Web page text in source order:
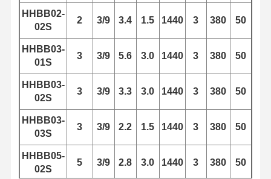
HHBB02-
02S
2 3/9 3.4 1.5 1440 3 380 50
HHBB03-
01S
3 3/9 5.6 3.0 1440 3 380 50
HHBB03-
02S
3 3/9 3.3 3.0 1440 3 380 50
HHBB03-
03S
3 3/9 2.2 1.5 1440 3 380 50
HHBB05-
02S
5 3/9 2.8 3.0 1440 3 380 50